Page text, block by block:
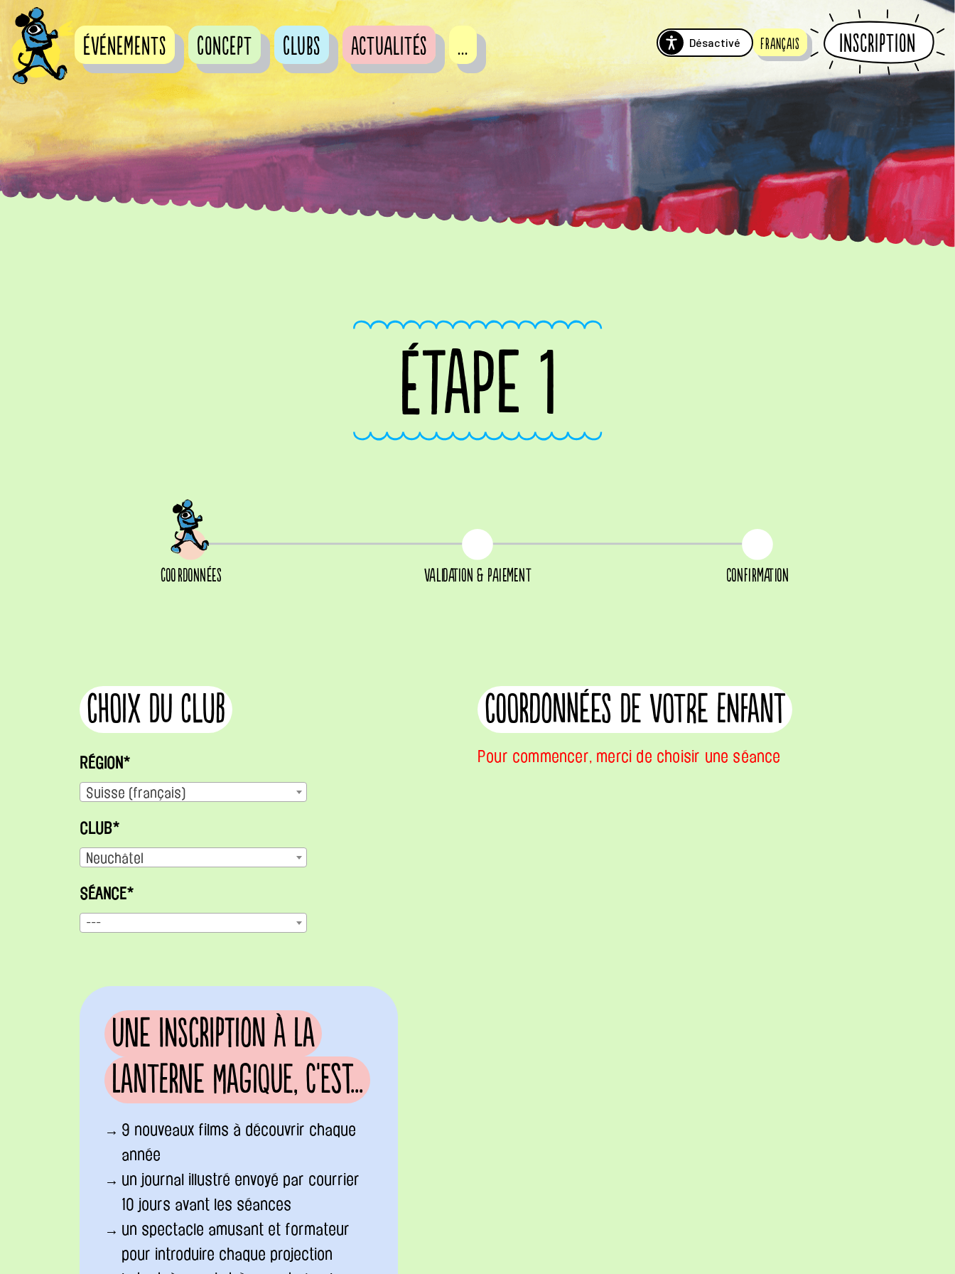
Désactivé Français Inscription
événements Concept Clubs Actualités ...
ÉTAPE 1
choix du club
RÉGION*
Suisse (français)
CLUB*
Neuchâtel
SÉANCE*
---
Une inscription à La
Lanterne Magique, c'est...
9 nouveaux films à découvrir chaque
année
un journal illustré envoyé par courrier
10 jours avant les séances
un spectacle amusant et formateur
pour introduire chaque projection
coordonnées de votre enfant
Pour commencer, merci de choisir une séance